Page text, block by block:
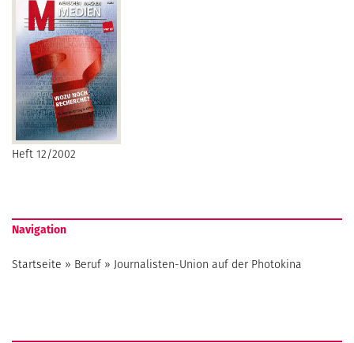
Heft 12/2002
Navigation
Startseite » Beruf» Journalisten-Union auf der Photokina